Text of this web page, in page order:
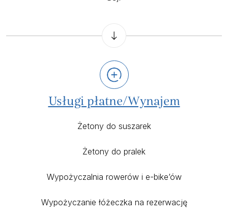
Usługi płatne/Wynajem
Żetony do suszarek
Żetony do pralek
Wypożyczalnia rowerów i e-bike’ów
Wypożyczanie łóżeczka na rezerwację